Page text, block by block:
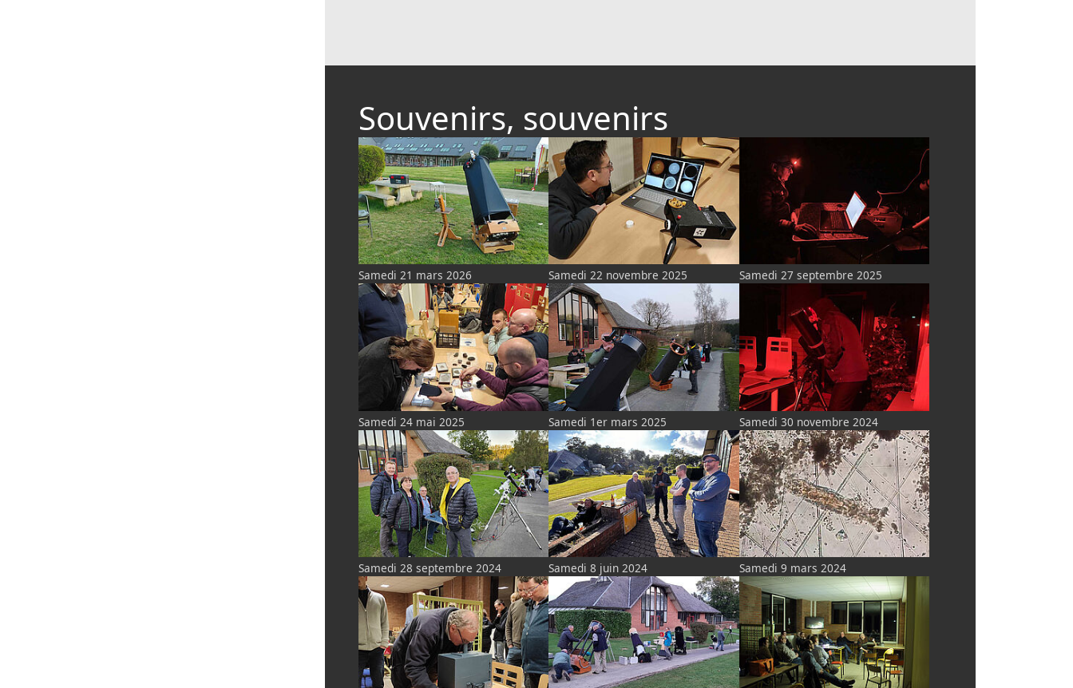
Samedi 21 mars 2026 Samedi 22 novembre 2025 Samedi 27 septembre 2025
Samedi 24 mai 2025 Samedi 1er mars 2025 Samedi 30 novembre 2024
Samedi 28 septembre 2024 Samedi 8 juin 2024 Samedi 9 mars 2024
Souvenirs, souvenirs